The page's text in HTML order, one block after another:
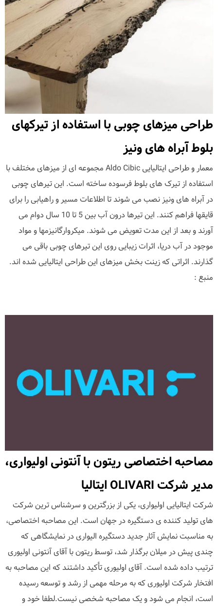
طراحی میزهای چوبی با استفاده از تیرکهای
بلوط آبراه های ونیز
معمار و طراحی ایتالیایی Aldo Cibic مجموعه ای از میزهای مختلف با
استفاده از تیرک های بلوط فرسوده ساخته است. این تیرهای چوبی
در آبراه های ونیز نصب می شوند تا اطلاعات مسیر و راهیابی را برای
قایقها فراهم کنند. این تیرها درون آب بین 5 تا 10 سال دوام می
آورند و بعد از این مدت تعویض می شوند. میکروارگانیزمها و مواد
موجود در آب دریا، اثرات زیبایی روی این تیرهای چوبی باقی می
گذارند. اثراتی که زینت بخش میزهای این طراحی ایتالیایی شده اند.
منبع :
مصاحبه اختصاصی ریتون با آنتونی اولیواری،
مدیر شرکت OLIVARI ایتالیا
شرکت ایتالیایی اولیواری، یکی از بزرگترین و سرشناس ترین شرکت
های تولید کننده ی دستگیره در جهان است. این مصاحبه اختصاصی،
به مناسبت نمایش آثار جدید دستگیره الیواری در نمایشگاهی که
چندی پیش در میلان برگذار شد، توسط ریتون با آقای آنتونی اولیوری
ترتیب داده شده است. آقای اولیوری تأکید داشتند که این مصاحبه به
افتخار شرکت اولیوری که به مرحله مهمی از رشد و توسعه رسیده
است، انجام می شود و یک مصاحبه شخصی نیست.لطفا خود و